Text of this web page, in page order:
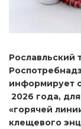
Рославльский
информирует
2026 года,
«горячей
клещевого